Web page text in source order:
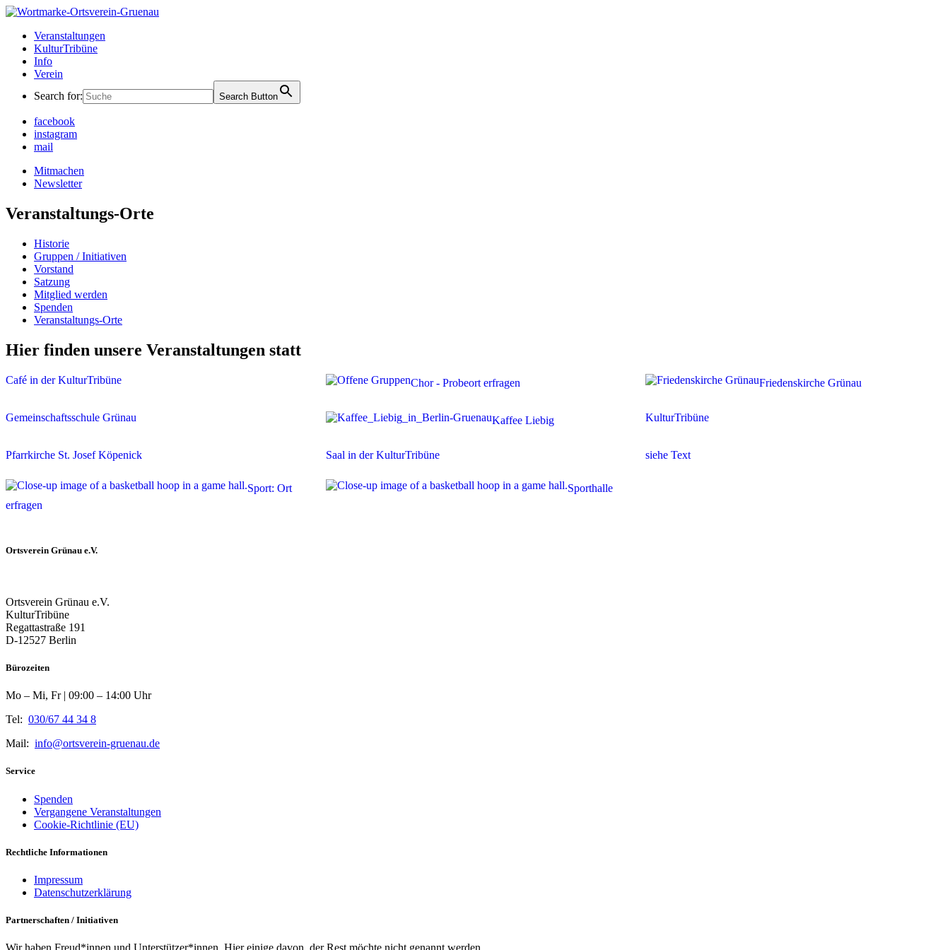
Skip
content
Ortsverein Grünau
Veranstaltungen und Angebote in Ihrem Bezirk
Veranstaltungen
KulturTribüne
Info
Verein
Search for:
Search Button
facebook
instagram
mail
Mitmachen
Newsletter
Veranstaltungs-Orte
Historie
Gruppen / Initiativen
Vorstand
Satzung
Mitglied werden
Spenden
Veranstaltungs-Orte
Hier finden unsere Veranstaltungen statt
Café in der KulturTribüne Chor - Probeort erfragen Friedenskirche Grünau
Gemeinschaftsschule Grünau Kaffee Liebig KulturTribüne
Pfarrkirche St. Josef Köpenick Saal in der KulturTribüne siehe Text
Sport: Ort
erfragen
Sporthalle
Ortsverein Grünau e.V.
Ortsverein Grünau e.V.
KulturTribüne
Regattastraße 191
D-12527 Berlin
Bürozeiten
Mo – Mi, Fr | 09:00 – 14:00 Uhr
Tel: 030/67 44 34 8
Mail: info@ortsverein-gruenau.de
Service
Spenden
Vergangene Veranstaltungen
Cookie-Richtlinie (EU)
Rechtliche Informationen
Impressum
Datenschutzerklärung
Partnerschaften / Initiativen